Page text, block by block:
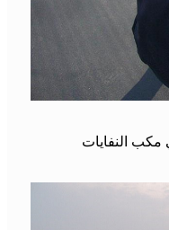
مكب النفايات